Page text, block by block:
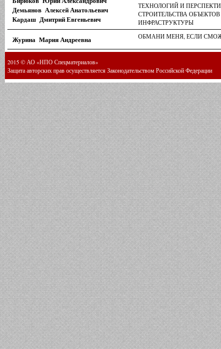
Демьянов Алексей Анатольевич
Кардаш Дмитрий Евгеньевич
ТЕХНОЛОГИЙ И
СТРОИТЕЛЬСТВА
ИНФРАСТРУКТУРЫ
Журина Мария Андреевна ОБМАНИ МЕНЯ, ЕСЛИ
2015 © АО «НПО Спецматериалов»
Защита авторских прав осуществляется Законодательством Российской Федерации